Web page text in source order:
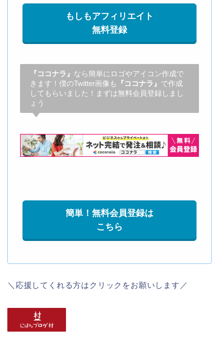
もしもアフィリエイト
無料登録
『ココナラ』 なら簡単にロゴやアイコン作成で
きます！僕のTwitter画像も
『ココナラ』 で作成
してもらいました！まずは無料会員登録しまし
ょう
簡単！無料会員登録は
こちら
＼応援してくれる方はクリックをお願いします／